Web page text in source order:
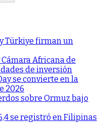
Türkiye firman un
Africana de
de inversión
se convierte en la
2026
sobre Ormuz bajo
se registró en Filipinas